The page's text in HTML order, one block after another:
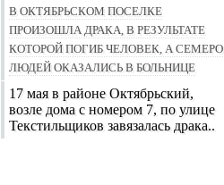
В Октябрьском поселке
произошла драка, в результате
которой погиб человек, а семеро
людей оказались в больнице
17 мая в районе Октябрьский,
возле дома с номером 7, по улице
Текстильщиков завязалась драка..